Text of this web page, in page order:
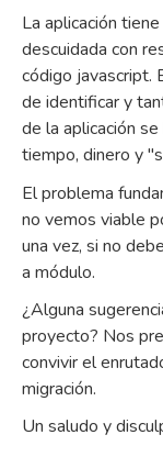
La aplicación
descuidada con
código javascript.
de identificar y
de la aplicación
tiempo, dinero y
El problema
no vemos viable
una vez, si no
a módulo.
¿Alguna
proyecto? Nos
convivir el
migración.
Un saludo y